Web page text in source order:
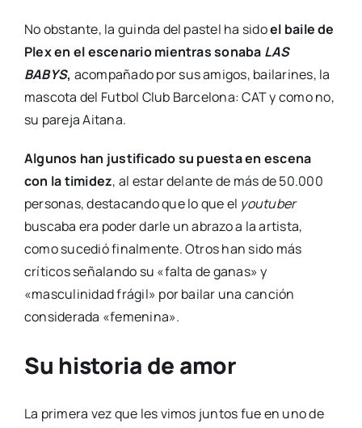
No obstante, la guinda del pastel ha sidoel baile de
Plex en el escenario mientras sonaba LAS
BABYS, acompañado por sus amigos, bailarines, la
mascota del Futbol Club Barcelona: CAT y como no,
su pareja Aitana.
Algunos han justificado su puesta en escena
con la timidez, al estar delante de más de 50.000
personas, destacando que lo que el youtuber
buscaba era poder darle un abrazo a la artista,
como sucedió finalmente. Otros han sido más
críticos señalando su «falta de ganas» y
«masculinidad frágil» por bailar una canción
considerada «femenina».
Su historia de amor
La primera vez que les vimos juntos fue en uno de